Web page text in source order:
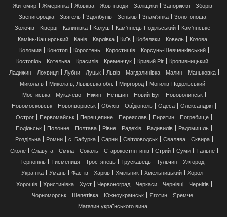
Житомир
Жмеринка Жовква Жовті води Заліщики Запоріжжя
Зборів
Звенигородка
Звягель Здолбунів Зеньків Знам'янка
Золотоноша
Золочів
Ківерці Калинівка Калуш Кам'янець-Подільський
Кам'янське
Камінь-Каширський
Канів Карлівка Київ Кобеляки Ковель
Козова
Коломия
Конотоп Коростень Коростишів
Корсунь-Шевченківський
Костопіль
Котельва Красилів Кременчук Кривий Ріг
Кропивницький
Ладижин
Лохвиця Лубни Луцьк Львів Магдалинівка Малин
Маньковка
Миколаїв
Миколаїв, Львівська обл. Миргород
Могилів-Подольський
Мостиська
Мукачево Ніжин Нетішин Новий Буг
Нововолинськ
Новомосковськ
Новояворівськ Обухів Ові́діополь Одеса
Олександрія
Острог
Первомайськ Перещепине Переяслав Пирятин
Погребище
Подільськ
Полонне Полтава Рівне Радехів Радивилів
Радомишль
Роздільна
Ромни с. Бабурка Сарни Світловодськ Свалява
Сквира
Сколе
Славута Сміла Сокаль Старокостянтинів Стрий Суми
Тальне
Тернопіль
Тисмениця Тростянець Трускавець Тульчин
Ужгород
Українка
Умань Фастів Харків Хмільник Хмельницький
Хорол
Хорошів
Христинівка Хуст Червоноград Черкаси Чернівці
Чернігів
Чорноморськ
Шепетівка Южноукраїнськ Яготин
Яремче
Магазин українського вина